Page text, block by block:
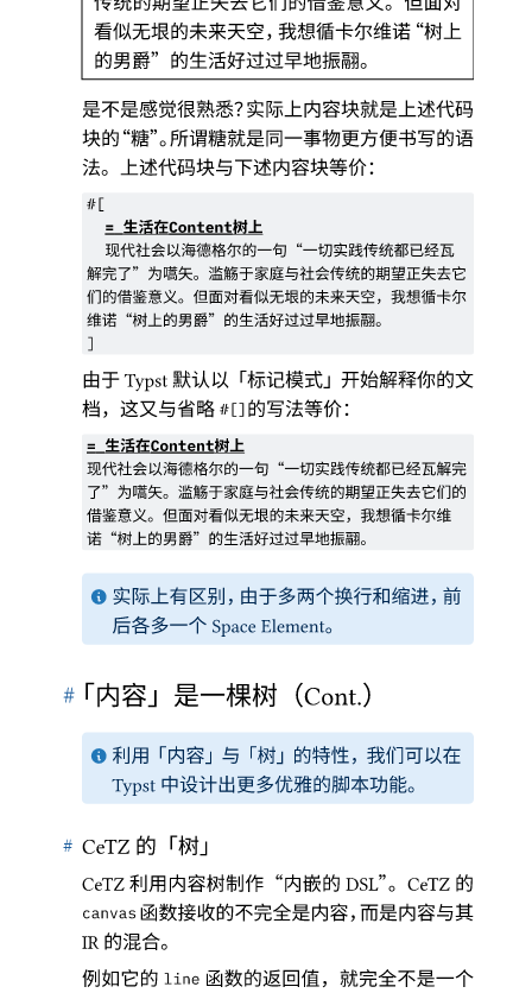
看似无垠的未来天空， 我想循卡尔维诺 “树上
的男爵” 的生活好过过早地振翮。
是不是感觉很熟悉？实际上内容块就是上述代码
块的 “糖”。所谓糖就是同一事物更方便书写的语
法。 上述代码块与下述内容块等价：
#[
= 生活在Content树上
现代社会以海德格尔的一句 “一切实践传统都已经瓦
解完了” 为嚆矢。 滥觞于家庭与社会传统的期望正失去它
们的借鉴意义。 但面对看似无垠的未来天空，我想循卡尔
维诺 “树上的男爵” 的生活好过过早地振翮。
]
由于Typst 默认以 「标记模式」 开始解释你的文
档， 这又与省略 #[] 的写法等价：
= 生活在Content树上
现代社会以海德格尔的一句 “一切实践传统都已经瓦解完
了”为嚆矢。 滥觞于家庭与社会传统的期望正失去它们的
借鉴意义。但面对看似无垠的未来天空， 我想循卡尔维
诺“树上的男爵” 的生活好过过早地振翮。
实际上有区别， 由于多两个换行和缩进， 前
后各多一个 Space Element。
# 「 内容」 是一棵树 （Cont.）
利用 「 内容」 与 「 树」 的特性， 我们可以在
Typst 中设计出更多优雅的脚本功能。
# CeTZ 的 「 树」
CeTZ利用内容树制作 “内嵌的DSL”。CeTZ 的
canvas 函数接收的不完全是内容， 而是内容与其
IR的混合。
例如它的 line 函数的返回值， 就完全不是一个